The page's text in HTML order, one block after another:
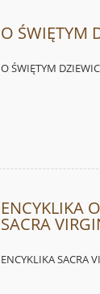
O ŚWIĘTYM
O ŚWIĘTYM
ENCYKLIKA
SACRA
ENCYKLIKA SACRA